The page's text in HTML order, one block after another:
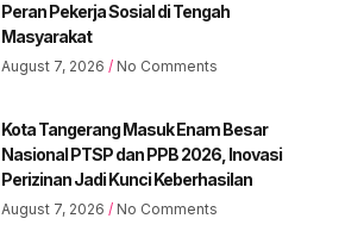
Peran Pekerja Sosial di Tengah
Masyarakat
August 7, 2026 No Comments
Kota Tangerang Masuk Enam Besar
Nasional PTSP dan PPB 2026, Inovasi
Perizinan Jadi Kunci Keberhasilan
August 7, 2026 No Comments